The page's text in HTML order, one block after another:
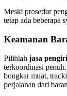
Meski prosedur
tetap ada beberapa
Keamanan
Pilihlah jasa
terkoordinasi
bongkar muat,
perjalanan dari